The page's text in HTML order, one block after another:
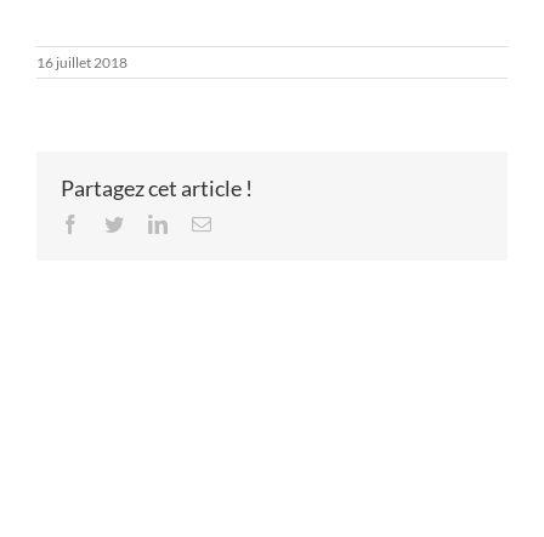
16 juillet 2018
Partagez cet article !
Facebook
TwitterLinkedInEmail